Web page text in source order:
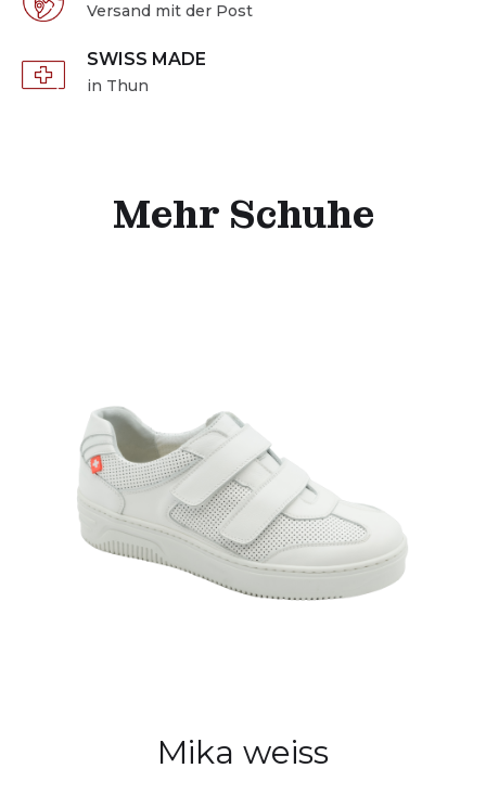
Versand mit der Post
SWISS MADE
in Thun
Mehr Schuhe
Mika weiss